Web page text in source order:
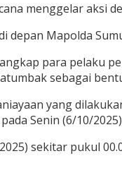
menggelar aksi
depan Mapolda
para pelaku
sebagai
yang
Senin (6/10/
sekitar pukul